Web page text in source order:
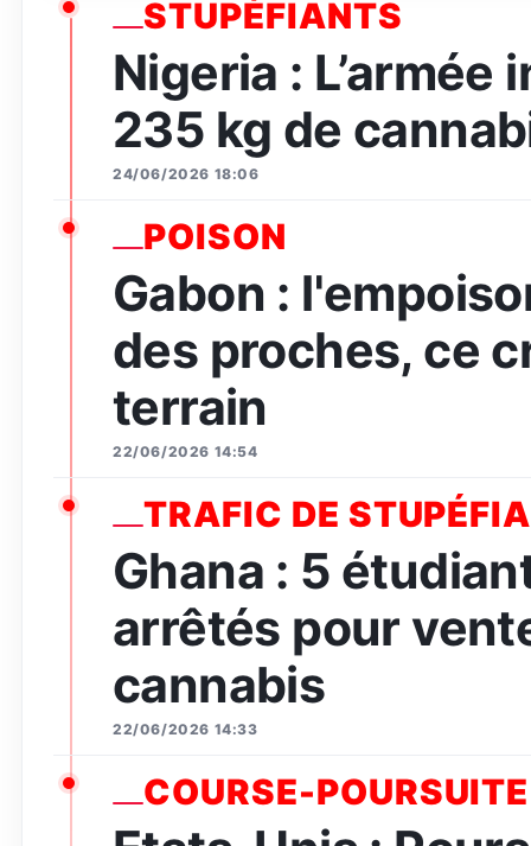
STUPÉFIANTS
Nigeria :
235 kg de
24/06/2026 18:06
POISON
Gabon :
des proches, ce
terrain
22/06/2026 14:54
TRAFIC DE
Ghana : 5
arrêtés pour
cannabis
22/06/2026 14:33
COURSE-POURSUITE